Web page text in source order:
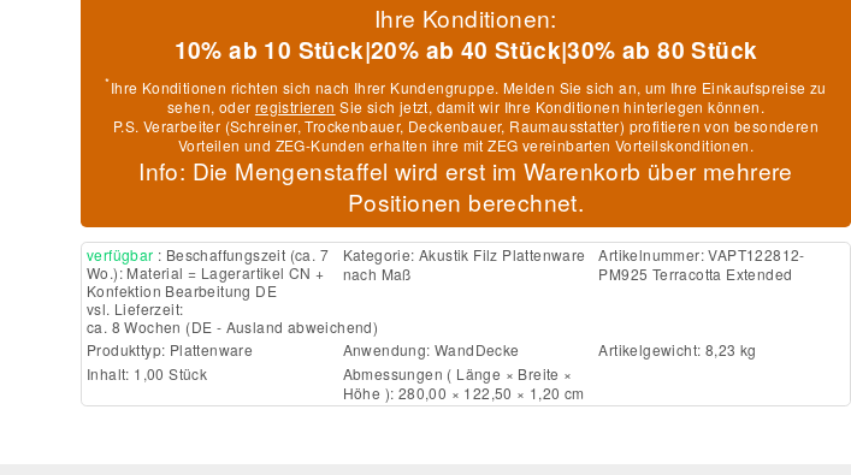
Ihre Konditionen:
10% ab 10 Stück|20% ab 40 Stück|30% ab 80 Stück
*Ihre Konditionen richten sich nach Ihrer Kundengruppe. Melden Sie sich an, um Ihre Einkaufspreise zu
sehen, oder registrieren Sie sich jetzt, damit wir Ihre Konditionen hinterlegen können.
P.S. Verarbeiter (Schreiner, Trockenbauer, Deckenbauer, Raumausstatter) profitieren von besonderen
Vorteilen und ZEG-Kunden erhalten ihre mit ZEG vereinbarten Vorteilskonditionen.
Info: Die Mengenstaffel wird erst im Warenkorb über mehrere
Positionen berechnet.
verfügbar : Beschaffungszeit (ca. 7
Wo.): Material = Lagerartikel CN +
Konfektion Bearbeitung DE
vsl. Lieferzeit:
ca. 8 Wochen (DE - Ausland abweichend)
Kategorie:Akustik Filz Plattenware
nach Maß
Artikelnummer: VAPT122812-
PM925 Terracotta Extended
Produkttyp: Plattenware Anwendung:WandDecke
Artikelgewicht: 8,23 kg
Inhalt: 1,00 Stück
Abmessungen ( Länge × Breite ×
Höhe ): 280,00 × 122,50 × 1,20 cm